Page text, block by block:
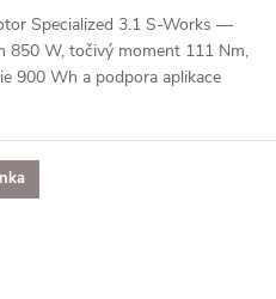
Specialized 3.1 S-Works —
850 W, točivý moment 111 Nm,
900 Wh a podpora aplikace